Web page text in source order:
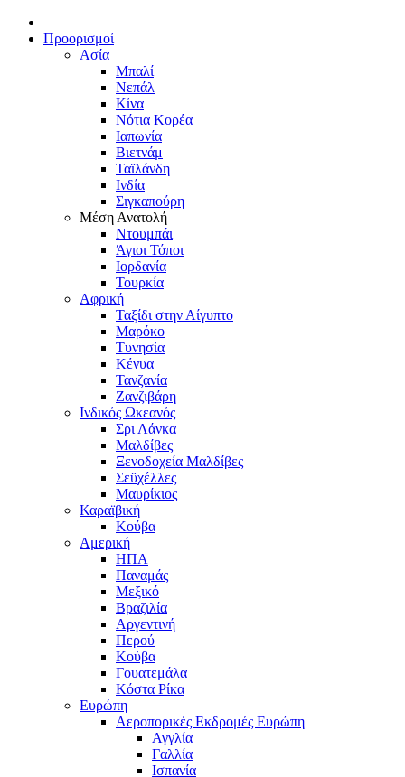
Προορισμοί
Ασία
Μπαλί
Νεπάλ
Κίνα
Νότια Κορέα
Ιαπωνία
Βιετνάμ
Ταϊλάνδη
Ινδία
Σιγκαπούρη
Μέση Ανατολή
Ντουμπάι
Άγιοι Τόποι
Ιορδανία
Τουρκία
Αφρική
Ταξίδι στην Αίγυπτο
Μαρόκο
Τυνησία
Κένυα
Τανζανία
Ζανζιβάρη
Ινδικός Ωκεανός
Σρι Λάνκα
Μαλδίβες
Ξενοδοχεία Μαλδίβες
Σεϋχέλλες
Μαυρίκιος
Καραϊβική
Κούβα
Αμερική
ΗΠΑ
Παναμάς
Μεξικό
Βραζιλία
Αργεντινή
Περού
Κούβα
Γουατεμάλα
Κόστα Ρίκα
Ευρώπη
Αεροπορικές Εκδρομές Ευρώπη
Αγγλία
Γαλλία
Ισπανία